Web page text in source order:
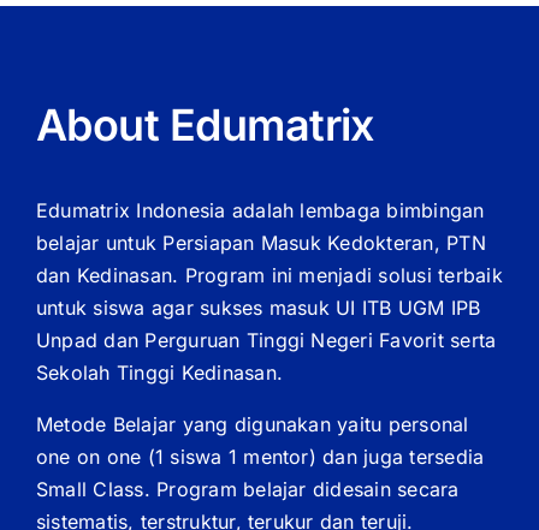
About Edumatrix
Edumatrix Indonesia adalah lembaga bimbingan
belajar untuk Persiapan Masuk Kedokteran, PTN
dan Kedinasan. Program ini menjadi solusi terbaik
untuk siswa agar sukses masuk UI ITB UGM IPB
Unpad dan Perguruan Tinggi Negeri Favorit serta
Sekolah Tinggi Kedinasan.
Metode Belajar yang digunakan yaitu personal
one on one (1 siswa 1 mentor) dan juga tersedia
Small Class. Program belajar didesain secara
sistematis, terstruktur, terukur dan teruji.